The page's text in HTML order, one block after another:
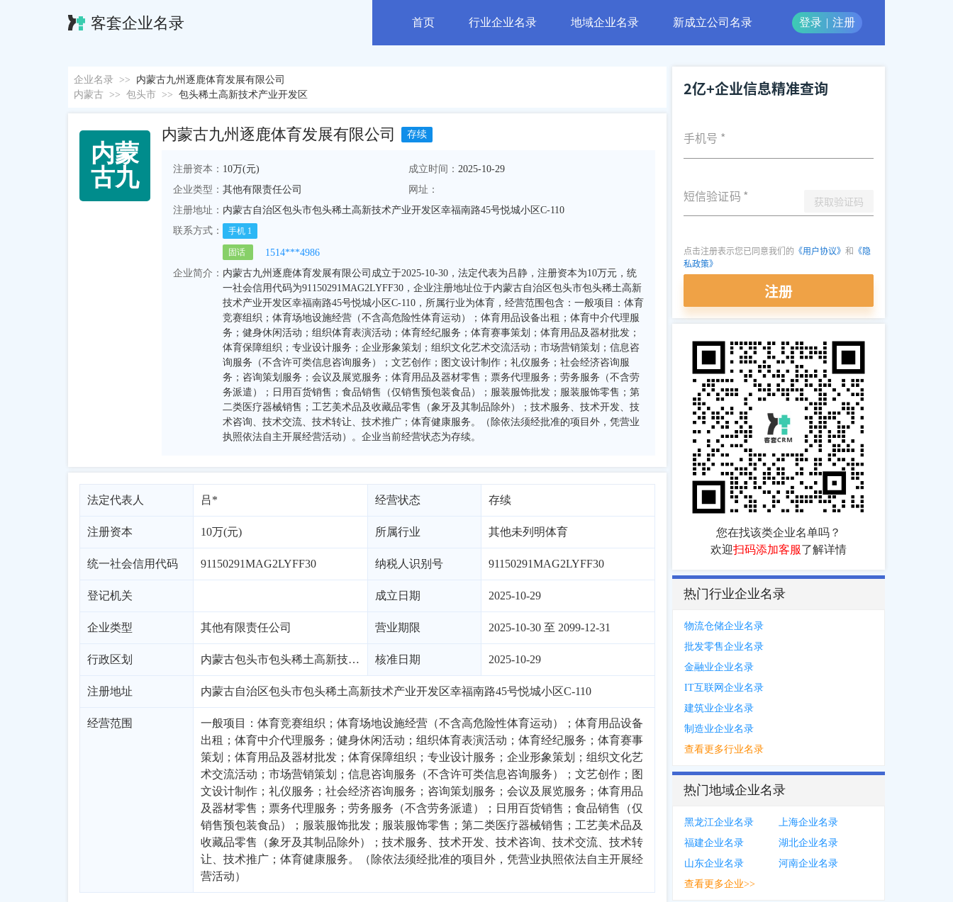
客套企业名录 首页 行业企业名录 地域企业名录 新成立公司名录 登录 | 注册
企业名录 >>
内蒙古九州逐鹿体育发展有限公司
内蒙古 >> 包头市 >> 包头稀土高新技术产业开发区
内蒙
古九
内蒙古九州逐鹿体育发展有限公司 存续
注册资本： 10万(元) 成立时间： 2025-10-29
企业类型： 其他有限责任公司
网址：
注册地址： 内蒙古自治区包头市包头稀土高新技术产业开发区幸福南路45号悦城小区C-110
联系方式：
手机 1
固话
1514***4986
企业简介： 内蒙古九州逐鹿体育发展有限公司成立于2025-10-30，法定代表为吕静，注册资本为10万元，统
一社会信用代码为91150291MAG2LYFF30，企业注册地址位于内蒙古自治区包头市包头稀土高新
技术产业开发区幸福南路45号悦城小区C-110，所属行业为体育，经营范围包含：一般项目：体育
竞赛组织；体育场地设施经营（不含高危险性体育运动）；体育用品设备出租；体育中介代理服
务；健身休闲活动；组织体育表演活动；体育经纪服务；体育赛事策划；体育用品及器材批发；
体育保障组织；专业设计服务；企业形象策划；组织文化艺术交流活动；市场营销策划；信息咨
询服务（不含许可类信息咨询服务）；文艺创作；图文设计制作；礼仪服务；社会经济咨询服
务；咨询策划服务；会议及展览服务；体育用品及器材零售；票务代理服务；劳务服务（不含劳
务派遣）；日用百货销售；食品销售（仅销售预包装食品）；服装服饰批发；服装服饰零售；第
二类医疗器械销售；工艺美术品及收藏品零售（象牙及其制品除外）；技术服务、技术开发、技
术咨询、技术交流、技术转让、技术推广；体育健康服务。（除依法须经批准的项目外，凭营业
执照依法自主开展经营活动）。企业当前经营状态为存续。
法定代表人 吕* 经营状态 存续
注册资本 10万(元) 所属行业 其他未列明体育
统一社会信用代码 91150291MAG2LYFF30 纳税人识别号 91150291MAG2LYFF30
登记机关 成立日期 2025-10-29
企业类型 其他有限责任公司 营业期限 2025-10-30 至 2099-12-31
行政区划 内蒙古包头市包头稀土高新技术产业开发区 核准日期 2025-10-29
注册地址 内蒙古自治区包头市包头稀土高新技术产业开发区幸福南路45号悦城小区C-110
经营范围
一般项目：体育竞赛组织；体育场地设施经营（不含高危险性体育运动）；体育用品设备
出租；体育中介代理服务；健身休闲活动；组织体育表演活动；体育经纪服务；体育赛事
策划；体育用品及器材批发；体育保障组织；专业设计服务；企业形象策划；组织文化艺
术交流活动；市场营销策划；信息咨询服务（不含许可类信息咨询服务）；文艺创作；图
文设计制作；礼仪服务；社会经济咨询服务；咨询策划服务；会议及展览服务；体育用品
及器材零售；票务代理服务；劳务服务（不含劳务派遣）；日用百货销售；食品销售（仅
销售预包装食品）；服装服饰批发；服装服饰零售；第二类医疗器械销售；工艺美术品及
收藏品零售（象牙及其制品除外）；技术服务、技术开发、技术咨询、技术交流、技术转
让、技术推广；体育健康服务。（除依法须经批准的项目外，凭营业执照依法自主开展经
营活动）
2亿+企业信息精准查询
手机号 *
短信验证码 * 获取验证码
点击注册表示您已同意我们的 《用户协议》 和 《隐
私政策》
注册
您在找该类企业名单吗？
欢迎扫码添加客服了解详情
热门行业企业名录
物流仓储企业名录
批发零售企业名录
金融业企业名录
IT互联网企业名录
建筑业企业名录
制造业企业名录
查看更多行业名录
热门地域企业名录
黑龙江企业名录
上海企业名录
福建企业名录
湖北企业名录
山东企业名录
河南企业名录
查看更多企业>>